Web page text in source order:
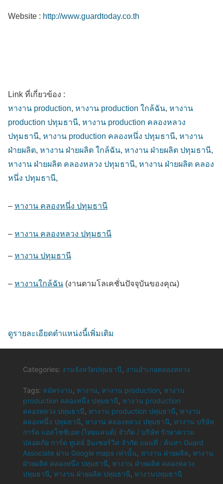
Website : http://www.guardtoday.co.th
Link ที่เกี่ยวข้อง :
หางาน production, หางาน production ใกล้ฉัน, หางาน
production ปทุมธานี, หางาน production คลองหลวง
ปทุมธานี, หางาน production คลองหนึ่ง ปทุมธานี, หางาน
ฝ่ายผลิต, หางาน ฝ่ายผลิต ใกล้ฉัน, หางาน ฝ่ายผลิต ปทุมธานี,
หางาน ฝ่ายผลิต คลองหลวง ปทุมธานี, หางาน ฝ่ายผลิต คลอง
หนึ่ง ปทุมธานี,
– หางาน คลองหนึ่ง ปทุมธานี
– หางาน คลองหลวง ปทุมธานี
– หางาน ปทุมธานี
– หางานใกล้ฉัน (งานตามโลเคชั่นปัจจุบันของคุณ)
ดูรายละเอียดตำแหน่งนี้เพิ่มเติม
Categories: งานจังหวัดปทุมธานี งานอำเภอคลองหลวง
Tags: สมัครงาน หางาน หางาน production หางาน
production คลองหนึ่ง ปทุมธานี หางาน production
คลองหลวง ปทุมธานี หางาน production ปทุมธานี หางาน
คลองหนึ่ง ปทุมธานี หางาน คลองหลวง ปทุมธานี หางาน บริษัท
การ์ด แอสโซซิเอท (ไทยแลนด์) จำกัด / บริษัท รักษาความ
ปลอดภัย การ์ด ทูเดย์ อินเซอร์วิส จำกัด แผนที่ : ค้นหา Guard
Associate ผ่าน Google maps เท่านั้น หางาน ฝ่ายผลิต หางาน
ฝ่ายผลิต คลองหนึ่ง ปทุมธานี หางาน ฝ่ายผลิต คลองหลวง
ปทุมธานี หางาน ฝ่ายผลิต ปทุมธานี หางานปทุมธานี